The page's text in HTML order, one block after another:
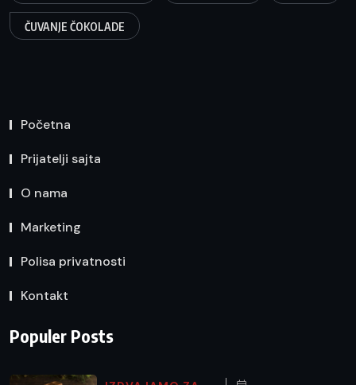
ČUVANJE ČOKOLADE
Početna
Prijatelji sajta
O nama
Marketing
Polisa privatnosti
Kontakt
Populer Posts